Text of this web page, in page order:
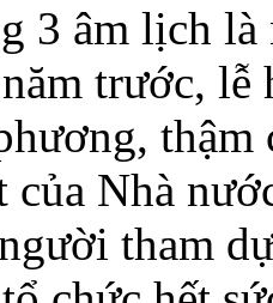
3 âm lịch
trước,
của Nhà
tham